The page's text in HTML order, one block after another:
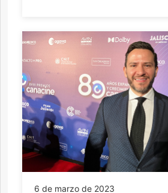
6 de marzo de 2023